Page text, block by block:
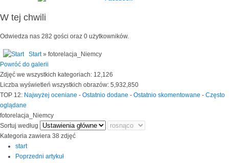
W tej chwili
Odwiedza nas 282 gości oraz 0 użytkowników.
Start» fotorelacja_Niemcy
Powróć do galerii
Zdjęć we wszystkich kategoriach: 12,126
Liczba wyświetleń wszystkich obrazów: 5,932,850
TOP 12: Najwyżej oceniane - Ostatnio dodane - Ostatnio skomentowane - Często
oglądane
fotorelacja_Niemcy
Sortuj według
Kategoria zawiera 38 zdjęć
start
Poprzedni artykuł